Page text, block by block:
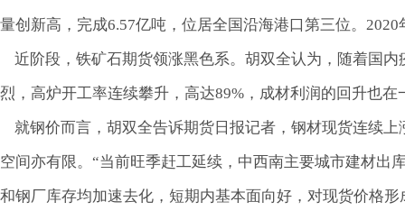
量创新高，完成6.57亿吨，位居全国沿海港口第三位。
近阶段，铁矿石期货领涨黑色系。胡双全认为，随着国
烈，高炉开工率连续攀升，高达89%，成材利润的回升也
就钢价而言，胡双全告诉期货日报记者，钢材现货连续
空间亦有限。“当前旺季赶工延续，中西南主要城市建材出
和钢厂库存均加速去化，短期内基本面向好，对现货价格